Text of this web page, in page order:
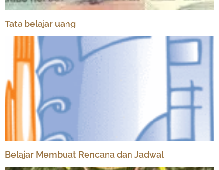
Tata belajar uang
Belajar Membuat Rencana dan Jadwal